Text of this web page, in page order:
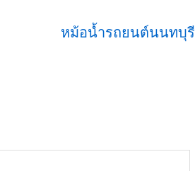
หม้อน้ำรถยนต์นนทบุรี